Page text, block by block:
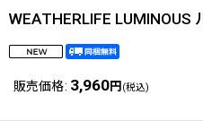
WEATHERLIFE LUMINOUS
販売価格: 3,960円 (税込)